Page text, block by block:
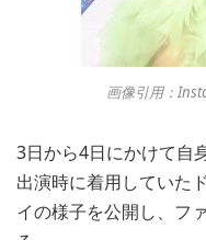
画像引用：
3日から4日にかけて自
出演時に着用していた
イの様子を公開し、フ